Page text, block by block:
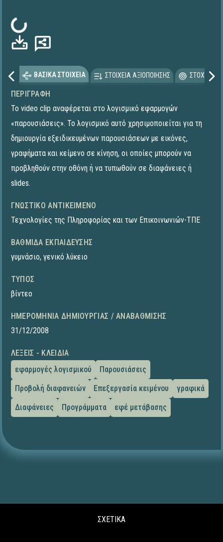
Φόρτωση...
ΒΑΣΙΚΑ ΣΤΟΙΧΕΙΑ ΣΤΟΙΧΕΙΑ ΑΞΙΟΠΟΙΗΣΗΣ
ΠΕΡΙΓΡΑΦΉ
Το video clip αναφέρεται στο λογισμικό εφαρμογών
«παρουσιάσεις». Το λογισμικό αυτό χρησιμοποιείται για τη
δημιουργία εξειδικευμένων παρουσιάσεων με εικόνες,
γραφήματα και κείμενο σε κίνηση, οι οποίες μπορούν να
προβληθούν στην οθόνη ή να τυπωθούν σε διαφάνειες ή
slides.
ΓΝΩΣΤΙΚΌ ΑΝΤΙΚΕΊΜΕΝΟ
Τεχνολογίες της Πληροφορίας και των Επικοινωνιών-ΤΠΕ
ΒΑΘΜΊΔΑ ΕΚΠΑΊΔΕΥΣΗΣ
γυμνάσιο, γενικό λύκειο
ΤΎΠΟΣ
βίντεο
ΗΜΕΡΟΜΗΝΊΑ ΔΗΜΙΟΥΡΓΊΑΣ / ΑΝΑΒΆΘΜΙΣΗΣ
31/12/2008
ΛΈΞΕΙΣ - ΚΛΕΙΔΙΆ
εφαρμογές λογισμικού
Παρουσιάσεις
Προβολή διαφανειών
Επεξεργασία κειμένου
γραφικά
Διαφάνειες
Προγράμματα εφέ μετάβασης
ΣΧΕΤΙΚΑ